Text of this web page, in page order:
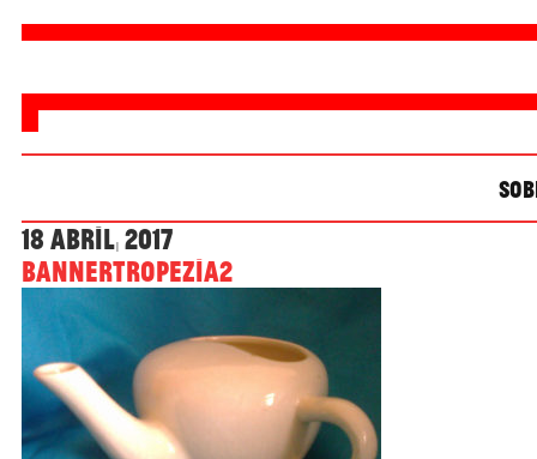
18 Abril, 2017
bannerTropezia2